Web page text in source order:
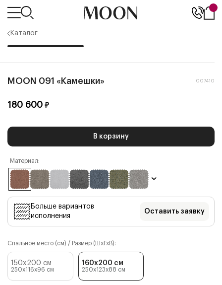
Каталог
MOON 091 «Камешки» 007410
180 600 ₽
В корзину
Материал:
Больше вариантов
исполнения
Оставить заявку
Спальное место (см) / Размер (ШхГхВ):
150x200 см
250x116x96 см
160x200 см
250x123x88 см